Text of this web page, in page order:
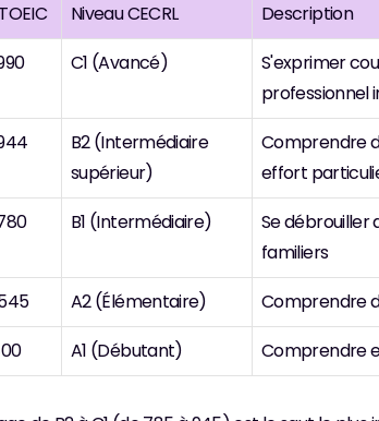
Niveau CECRL
Description
C1 (Avancé)
S'exprimer
professionnel
B2 (Intermédiaire
supérieur)
Comprendre
effort
B1 (Intermédiaire)
Se débrouiller
familiers
A2 (Élémentaire)
Comprendre
A1 (Débutant) Comprendre